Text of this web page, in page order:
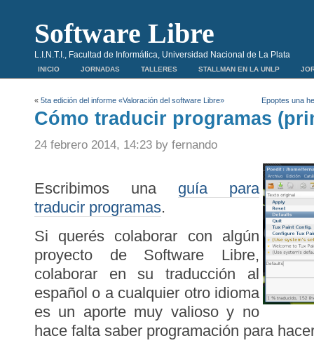
Software Libre
L.I.N.T.I., Facultad de Informática, Universidad Nacional de La Plata
INICIO JORNADAS TALLERES STALLMAN EN LA UNLP
« 5ta edición del informe «Valoración del software Libre» Epoptes una
Cómo traducir programas
24 febrero 2014, 14:23 by fernando
Escribimos una guía para
traducir programas.
Si querés colaborar con algún
proyecto de Software Libre,
colaborar en su traducción al
español o a cualquier otro idioma
es un aporte muy valioso y no
hace falta saber programación para